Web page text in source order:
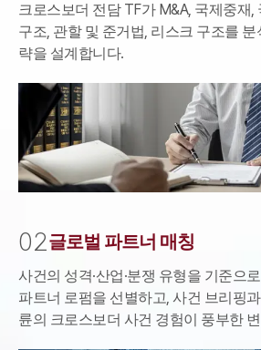
AI대륜
주요 업무사례
사례분석/최신동
법률정보
법률지식인
고객후기
업무분야
음주교통사고대응부
전체
크로스보더 전담 TF가 M&A, 국제중재,
구조, 관할 및 준거법, 리스크 구조를
략을 설계합니다.
02글로벌 파트너 매칭
사건의 성격·산업·분쟁 유형을 기준으
파트너 로펌을 선별하고, 사건 브리핑
륜의 크로스보더 사건 경험이 풍부한